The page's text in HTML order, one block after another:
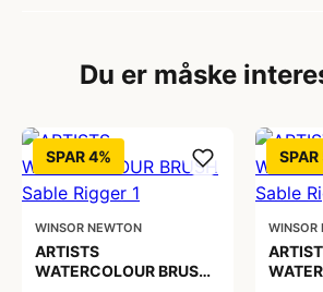
Du er måske
SPAR 4%
WINSOR NEWTON
ARTISTS
WATERCOLOUR BRUSH
SPAR
WINSOR